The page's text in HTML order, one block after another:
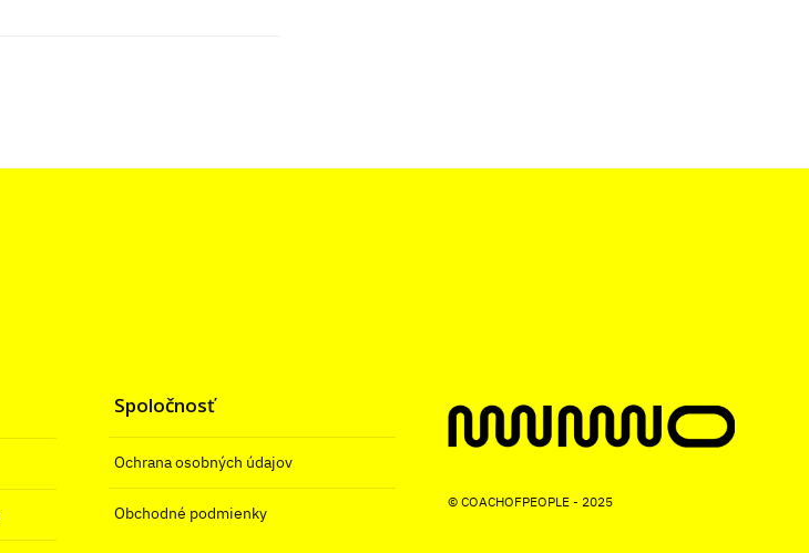
Spoločnosť
Ochrana osobných údajov
Obchodné podmienky
© COACHOFPEOPLE - 2025